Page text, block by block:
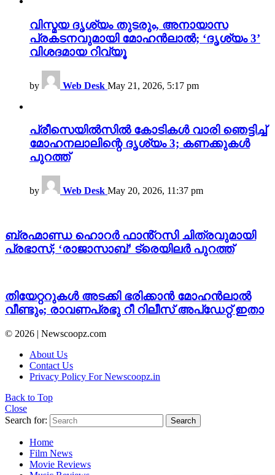
വിസ്മയ ദൃശ്യം തുടരും, അനായാസ
പ്രകടനവുമായി മോഹൻലാൽ; ‘ദൃശ്യം 3’
വിശദമായ റിവ്യൂ
by Web Desk May 21, 2026, 5:17 pm
പ്രീസെയിൽസിൽ കോടികൾ വാരി ഞെട്ടിച്ച്
മോഹനലാലിന്റെ ദൃശ്യം 3; കണക്കുകൾ
പുറത്ത്
by Web Desk May 20, 2026, 11:37 pm
ബ്രഹ്മാണ്ഡ ഹൊറർ ഫാൻ്റസി ചിത്രവുമായി
പ്രഭാസ്; ‘രാജാസാബ്’ ട്രെയിലർ പുറത്ത്
തിയേറ്ററുകൾ അടക്കി ഭരിക്കാൻ മോഹൻലാൽ
വീണ്ടും; രാവണപ്രഭു റീ റിലീസ് അപ്ഡേറ്റ് ഇതാ
© 2026 | Newscoopz.com
About Us
Contact Us
Privacy Policy For Newscoopz.in
Back to Top
Close
Search for:
Search
Home
Film News
Movie Reviews